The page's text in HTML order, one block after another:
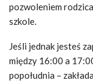
pozwoleniem
szkole.
Jeśli jednak jesteś
między 16:00 a
popołudnia –